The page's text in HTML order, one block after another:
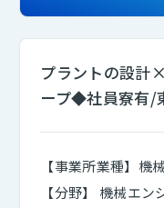
プラントの設計
ープ◆社員寮有/
【事業所業種】機
【分野】 機械エ